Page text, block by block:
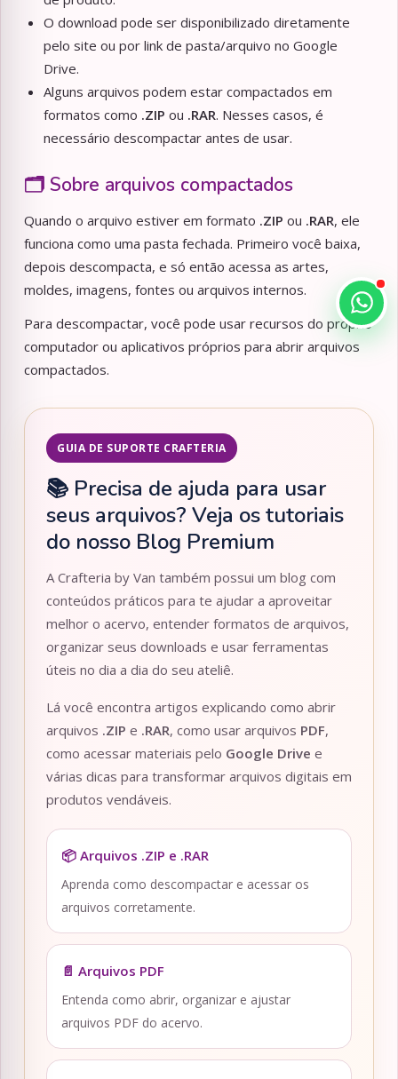
O download pode ser disponibilizado diretamente
pelo site ou por link de pasta/arquivo no Google
Drive.
Alguns arquivos podem estar compactados em
formatos como .ZIP ou .RAR. Nesses casos, é
necessário descompactar antes de usar.
🗂️ Sobre arquivos compactados
Quando o arquivo estiver em formato .ZIP ou .RAR, ele
funciona como uma pasta fechada. Primeiro você baixa,
depois descompacta, e só então acessa as artes,
moldes, imagens, fontes ou arquivos internos.
Para descompactar, você pode usar recursos do próprio
computador ou aplicativos próprios para abrir arquivos
compactados.
GUIA DE SUPORTE CRAFTERIA
📚 Precisa de ajuda para usar
seus arquivos? Veja os tutoriais
do nosso Blog Premium
A Crafteria by Van também possui um blog com
conteúdos práticos para te ajudar a aproveitar
melhor o acervo, entender formatos de arquivos,
organizar seus downloads e usar ferramentas
úteis no dia a dia do seu ateliê.
Lá você encontra artigos explicando como abrir
arquivos .ZIP e .RAR, como usar arquivos PDF,
como acessar materiais pelo Google Drive e
várias dicas para transformar arquivos digitais em
produtos vendáveis.
📦 Arquivos .ZIP e .RAR
Aprenda como descompactar e acessar os
arquivos corretamente.
📄 Arquivos PDF
Entenda como abrir, organizar e ajustar
arquivos PDF do acervo.